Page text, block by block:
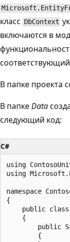
класс DbContext
включаются в
В папке проекта
В папкеData
следующий код:
C#
using
using
namespace
{
public
    {
public
        {